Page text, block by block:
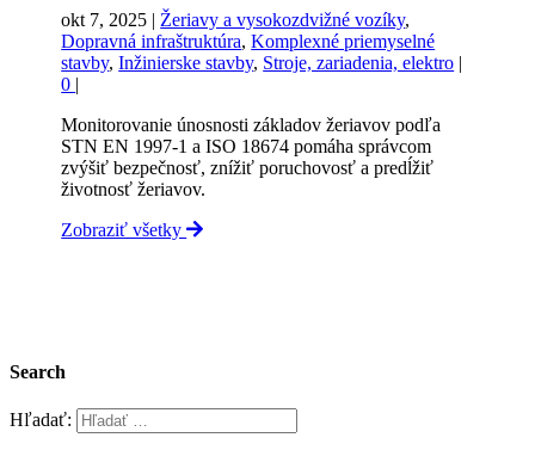
okt 7, 2025 | Žeriavy a vysokozdvižné vozíky,
Dopravná infraštruktúra,Komplexné priemyselné
stavby,Inžinierske stavby, Stroje, zariadenia, elektro |
0 |
Monitorovanie únosnosti základov žeriavov podľa
STN EN 1997-1 a ISO 18674 pomáha správcom
zvýšiť bezpečnosť, znížiť poruchovosť a predĺžiť
životnosť žeriavov.
Zobraziť všetky
Search
Hľadať: